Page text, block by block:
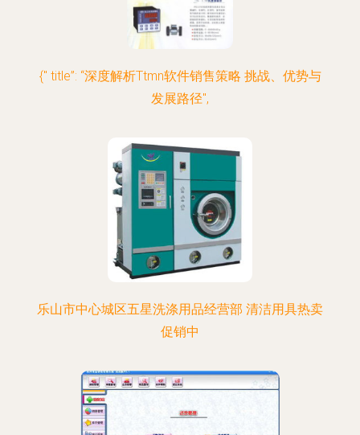
{" title”: “深度解析Ttmn软件销售策略 挑战、优势与
发展路径",
乐山市中心城区五星洗涤用品经营部 清洁用具热卖
促销中